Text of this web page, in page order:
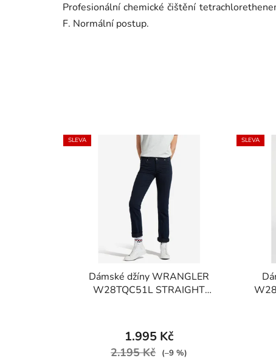
Profesionální chemické čištění
F. Normální postup.
SLEVA
Dámské džíny WRANGLER
W28TQC51L STRAIGHT
hodnocení
produktu
1.995 Kč
2.195 Kč (–9 %)
SLEVA